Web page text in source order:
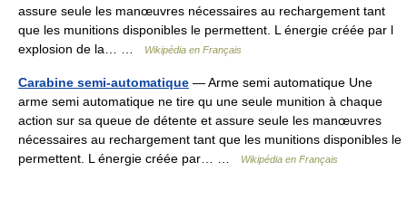
assure seule les manœuvres nécessaires au rechargement tant
que les munitions disponibles le permettent. L énergie créée par l
explosion de la… …
Wikipédia en Français
Carabine semi-automatique — Arme semi automatique Une
arme semi automatique ne tire qu une seule munition à chaque
action sur sa queue de détente et assure seule les manœuvres
nécessaires au rechargement tant que les munitions disponibles le
permettent. L énergie créée par… …
Wikipédia en Français